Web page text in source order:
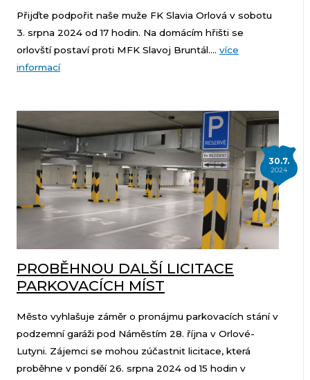
Přijďte podpořit naše muže FK Slavia Orlová v sobotu
3. srpna 2024 od 17 hodin. Na domácím hřišti se
orlovští postaví proti MFK Slavoj Bruntál.... více
informací
30.7.
2024
PROBĚHNOU DALŠÍ LICITACE
PARKOVACÍCH MÍST
Město vyhlašuje záměr o pronájmu parkovacích stání v
podzemní garáži pod Náměstím 28. října v Orlové-
Lutyni. Zájemci se mohou zúčastnit licitace, která
proběhne v ponděí 26. srpna 2024 od 15 hodin v